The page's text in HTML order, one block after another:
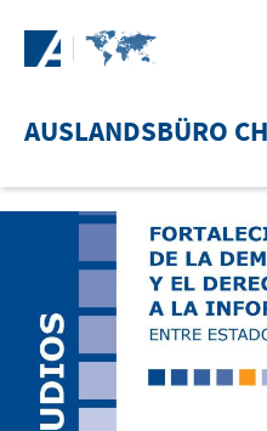
AUSLANDSBÜRO